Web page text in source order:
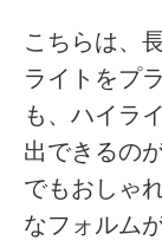
こちらは、
ライトをプ
も、ハイラ
出できるの
でもおしゃ
なフォルム